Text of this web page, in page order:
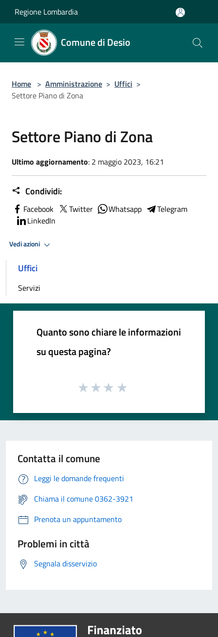
Regione Lombardia
Comune di Desio
Home > Amministrazione > Uffici >
Settore Piano di Zona
Settore Piano di Zona
Ultimo aggiornamento: 2 maggio 2023, 16:21
Condividi:
Facebook Twitter Whatsapp
Telegram
LinkedIn
Vedi azioni
Uffici
Servizi
Quanto sono chiare le informazioni
su questa pagina?
Contatta il comune
Leggi le domande frequenti
Chiama il comune 0362-3921
Prenota un appuntamento
Problemi in città
Segnala disservizio